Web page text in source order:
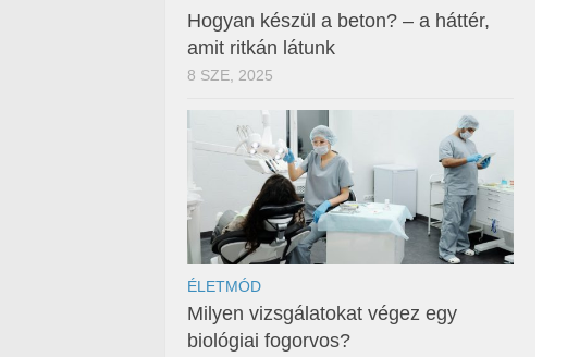
Hogyan készül a beton? – a háttér,
amit ritkán látunk
8 SZE, 2025
ÉLETMÓD
Milyen vizsgálatokat végez egy
biológiai fogorvos?